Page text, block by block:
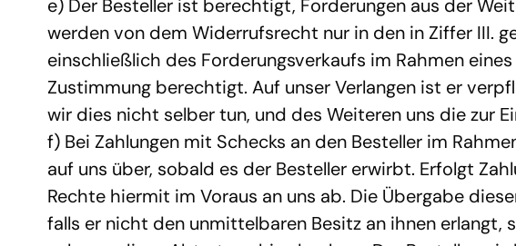
e) Der Besteller ist berechtigt, Forderungen aus der
werden von dem Widerrufsrecht nur in den in Ziffer III.
einschließlich des Forderungsverkaufs im Rahmen
Zustimmung berechtigt. Auf unser Verlangen ist er
wir dies nicht selber tun, und des Weiteren uns die zur
f) Bei Zahlungen mit Schecks an den Besteller im
auf uns über, sobald es der Besteller erwirbt. Erfolgt
Rechte hiermit im Voraus an uns ab. Die Übergabe
falls er nicht den unmittelbaren Besitz an ihnen